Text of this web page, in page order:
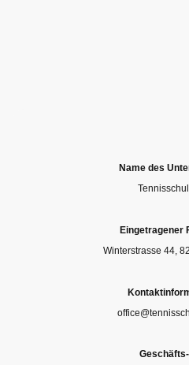
Name des
Eingetragener
Winterstrasse 44,